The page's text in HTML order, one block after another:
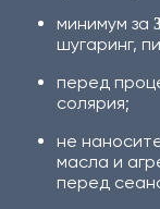
минимум за
шугаринг,
перед
солярия;
не
масла и
перед